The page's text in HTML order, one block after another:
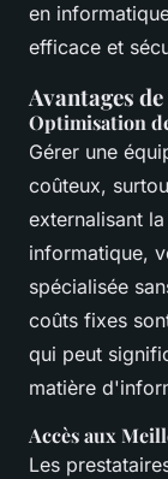
en
efficace et
Avantages
Optimisation
Gérer une
coûteux,
externalisant
informatique,
spécialisée
coûts fixes
qui peut
matière
Accès aux
Les